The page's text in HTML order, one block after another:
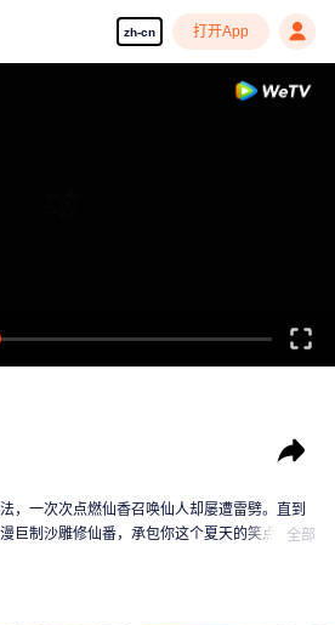
zh-cn 打开App
，一次次点燃仙香召唤仙人却屡遭雷劈。直到
巨制沙雕修仙番，承包你这个夏天的笑点！全部